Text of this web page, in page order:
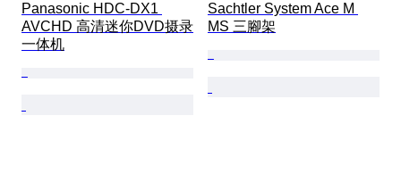
Panasonic HDC-DX1
AVCHD 高清迷你DVD摄录
一体机
Sachtler System Ace M
MS 三腳架